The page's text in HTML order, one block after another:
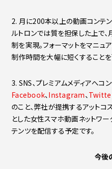
2. 月に200本以上の動画コンテ
ルトロンでは質を担保した上で
制を実現。フォーマットをマニュ
制作時間を大幅に短くすることを
3. SNS、プレミアムメディアへコ
Facebook、Instagram、
のこと、弊社が提携するアットコ
とした女性スマホ動画ネットワ
テンツを配信する予定です。
今後